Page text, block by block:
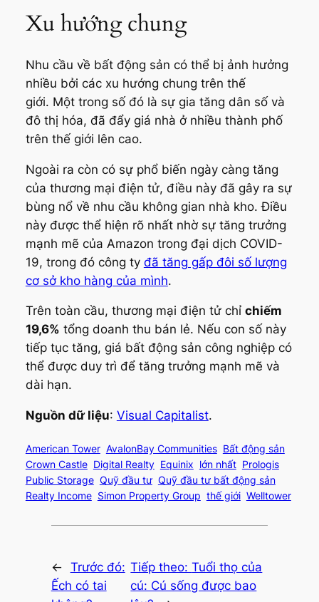
Xu hướng chung
Nhu cầu về bất động sản có thể bị ảnh hưởng
nhiều bởi các xu hướng chung trên thế
giới. Một trong số đó là sự gia tăng dân số và
đô thị hóa, đã đẩy giá nhà ở nhiều thành phố
trên thế giới lên cao.
Ngoài ra còn có sự phổ biến ngày càng tăng
của thương mại điện tử, điều này đã gây ra sự
bùng nổ về nhu cầu không gian nhà kho. Điều
này được thể hiện rõ nhất nhờ sự tăng trưởng
mạnh mẽ của Amazon trong đại dịch COVID-
19, trong đó công ty đã tăng gấp đôi số lượng
cơ sở kho hàng của mình.
Trên toàn cầu, thương mại điện tử chỉ chiếm
19,6% tổng doanh thu bán lẻ. Nếu con số này
tiếp tục tăng, giá bất động sản công nghiệp có
thể được duy trì để tăng trưởng mạnh mẽ và
dài hạn.
Nguồn dữ liệu: Visual Capitalist.
American Tower AvalonBay Communities Bất động sản
Crown Castle Digital Realty Equinix lớn nhất Prologis
Public Storage Quỹ đầu tư Quỹ đầu tư bất động sản
Realty Income Simon Property Group thế giới Welltower
← Trước đó:
Ếch có tai
Tiếp theo:Tuổi thọ của
cú: Cú sống được bao